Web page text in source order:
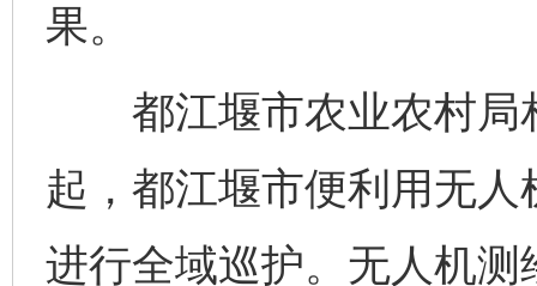
果。
都江堰市农业农村局
起，都江堰市便利用无
进行全域巡护。无人机